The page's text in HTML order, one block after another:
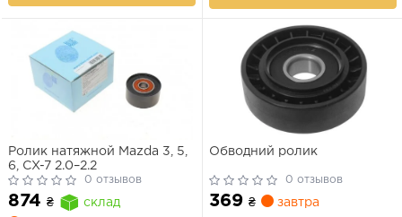
Ролик натяжной Mazda 3, 5,
6, CX-7 2.0–2.2
0 отзывов
874 ₴
склад
Обводний ролик
0 отзывов
369 ₴ завтра